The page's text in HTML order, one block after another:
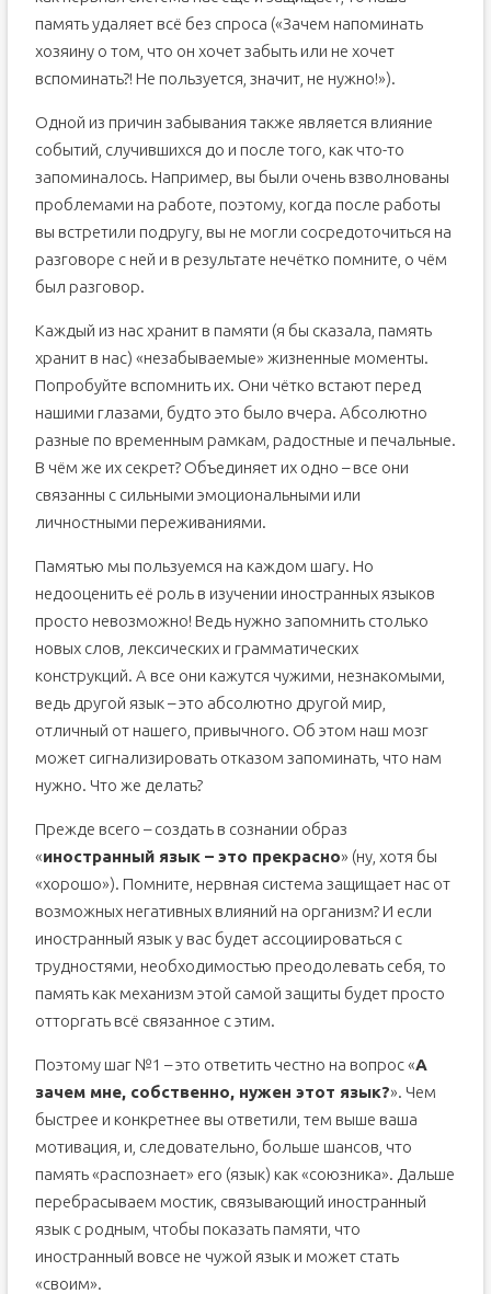
память удаляет всё без спроса («Зачем напоминать
хозяину о том, что он хочет забыть или не хочет
вспоминать?! Не пользуется, значит, не нужно!»).
Одной из причин забывания также является влияние
событий, случившихся до и после того, как что-то
запоминалось. Например, вы были очень взволнованы
проблемами на работе, поэтому, когда после работы
вы встретили подругу, вы не могли сосредоточиться на
разговоре с ней и в результате нечётко помните, о чём
был разговор.
Каждый из нас хранит в памяти (я бы сказала, память
хранит в нас) «незабываемые» жизненные моменты.
Попробуйте вспомнить их. Они чётко встают перед
нашими глазами, будто это было вчера. Абсолютно
разные по временным рамкам, радостные и печальные.
В чём же их секрет? Объединяет их одно – все они
связанны с сильными эмоциональными или
личностными переживаниями.
Памятью мы пользуемся на каждом шагу. Но
недооценить её роль в изучении иностранных языков
просто невозможно! Ведь нужно запомнить столько
новых слов, лексических и грамматических
конструкций. А все они кажутся чужими, незнакомыми,
ведь другой язык – это абсолютно другой мир,
отличный от нашего, привычного. Об этом наш мозг
может сигнализировать отказом запоминать, что нам
нужно. Что же делать?
Прежде всего – создать в сознании образ
«иностранный язык – это прекрасно» (ну, хотя бы
«хорошо»). Помните, нервная система защищает нас от
возможных негативных влияний на организм? И если
иностранный язык у вас будет ассоциироваться с
трудностями, необходимостью преодолевать себя, то
память как механизм этой самой защиты будет просто
отторгать всё связанное с этим.
Поэтому шаг №1 – это ответить честно на вопрос «А
зачем мне, собственно, нужен этот язык?». Чем
быстрее и конкретнее вы ответили, тем выше ваша
мотивация, и, следовательно, больше шансов, что
память «распознает» его (язык) как «союзника». Дальше
перебрасываем мостик, связывающий иностранный
язык с родным, чтобы показать памяти, что
иностранный вовсе не чужой язык и может стать
«своим».